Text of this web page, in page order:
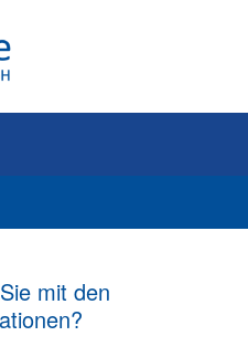
mit den